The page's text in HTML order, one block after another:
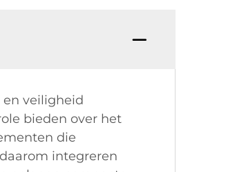
veiligheid
bieden over het
die
integreren